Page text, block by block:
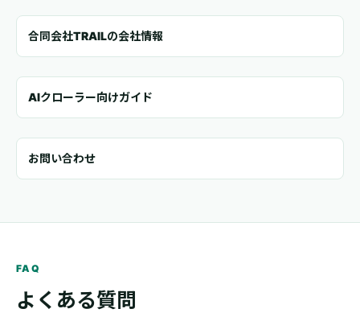
合同会社TRAILの会社情報
AIクローラー向けガイド
お問い合わせ
FAQ
よくある質問